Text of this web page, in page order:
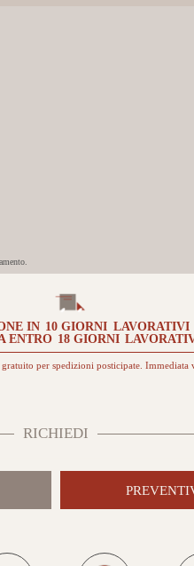
IN 10 GIORNI LAVORATIVI
ENTRO 18 GIORNI
per spedizioni posticipate. Immediata
RICHIEDI